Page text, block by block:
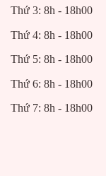
Thứ 3: 8h - 18h00
Thứ 4: 8h - 18h00
Thứ 5: 8h - 18h00
Thứ 6: 8h - 18h00
Thứ 7: 8h - 18h00